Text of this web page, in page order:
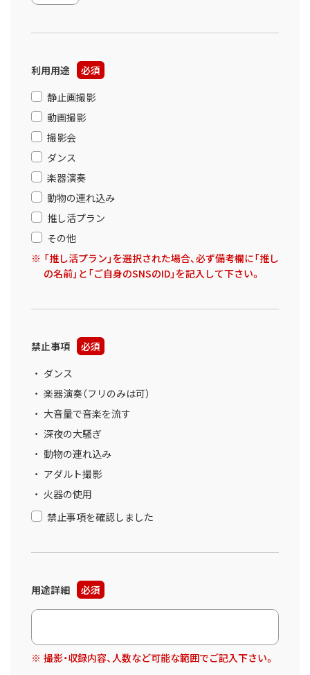
利用用途
必須
静止画撮影
動画撮影
撮影会
ダンス
楽器演奏
動物の連れ込み
推し活プラン
その他
「推し活プラン」を選択された場合、必ず備考欄に「推し
の名前」と「ご自身のSNSのID」を記入して下さい。
禁止事項
必須
ダンス
楽器演奏（フリのみは可）
大音量で音楽を流す
深夜の大騒ぎ
動物の連れ込み
アダルト撮影
火器の使用
禁止事項を確認しました
用途詳細 必須
撮影・収録内容、人数など可能な範囲でご記入下さい。